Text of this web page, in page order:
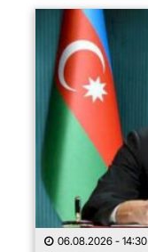
06.08.2026 - 14:30